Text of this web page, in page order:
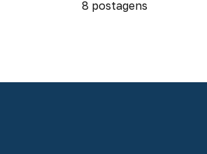
8 postagens